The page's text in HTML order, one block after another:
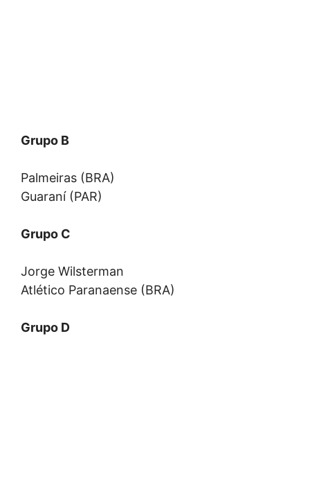
Grupo B
Palmeiras (BRA)
Guaraní (PAR)
Grupo C
Jorge Wilsterman
Atlético Paranaense (BRA)
Grupo D